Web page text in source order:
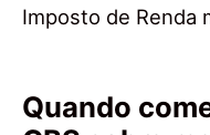
Imposto de Renda
Quando